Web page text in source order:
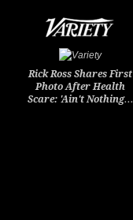
Rick Ross Shares First
Photo After Health
Scare: 'Ain't Nothing…